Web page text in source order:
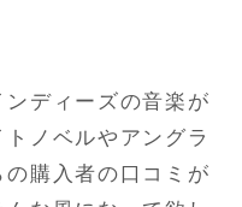
ディーズの音楽が
ノベルやアングラ
購入者の口コミが